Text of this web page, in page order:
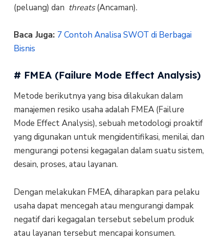
(peluang) dan threats(Ancaman).
Baca Juga: 7 Contoh Analisa SWOT di Berbagai
Bisnis
# FMEA (Failure Mode Effect Analysis)
Metode berikutnya yang bisa dilakukan dalam
manajemen resiko usaha adalah FMEA (Failure
Mode Effect Analysis), sebuah metodologi proaktif
yang digunakan untuk mengidentifikasi, menilai, dan
mengurangi potensi kegagalan dalam suatu sistem,
desain, proses, atau layanan.
Dengan melakukan FMEA, diharapkan para pelaku
usaha dapat mencegah atau mengurangi dampak
negatif dari kegagalan tersebut sebelum produk
atau layanan tersebut mencapai konsumen.